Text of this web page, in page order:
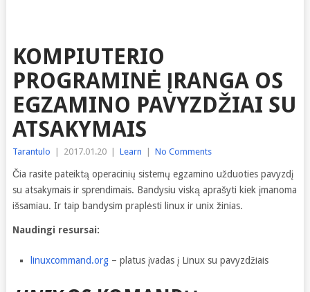
KOMPIUTERIO
PROGRAMINĖ ĮRANGA OS
EGZAMINO PAVYZDŽIAI SU
ATSAKYMAIS
Tarantulo 2017.01.20 Learn No Comments
Čia rasite pateiktą operacinių sistemų egzamino užduoties pavyzdį
su atsakymais ir sprendimais. Bandysiu viską aprašyti kiek įmanoma
išsamiau. Ir taip bandysim praplėsti linux ir unix žinias.
Naudingi resursai:
linuxcommand.org – platus įvadas į Linux su pavyzdžiais